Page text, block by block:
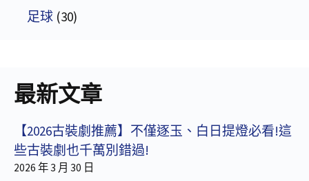
足球 (30)
最新文章
【2026古裝劇推薦】不僅逐玉、白日提燈必看!這
些古裝劇也千萬別錯過!
2026 年 3 月 30 日